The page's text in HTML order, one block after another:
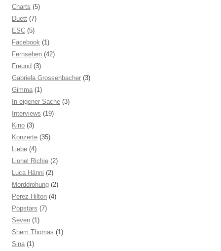
Charts (5)
Duett (7)
ESC (5)
Facebook (1)
Fernsehen (42)
Freund (3)
Gabriela Grossenbacher (3)
Gimma (1)
In eigener Sache (3)
Interviews (19)
Kino (3)
Konzerte (35)
Liebe (4)
Lionel Richie (2)
Luca Hänni (2)
Morddrohung (2)
Perez Hilton (4)
Popstars (7)
Seven (1)
Shem Thomas (1)
Sina (1)